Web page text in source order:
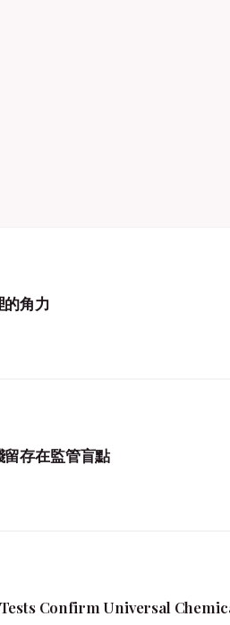
角力
存在監管盲點
Confirm Universal